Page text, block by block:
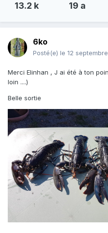
13.2 k 19 a
6ko
Posté(e) le 12
Merci Elinhan , J ai été à ton
loin ....)
Belle sortie